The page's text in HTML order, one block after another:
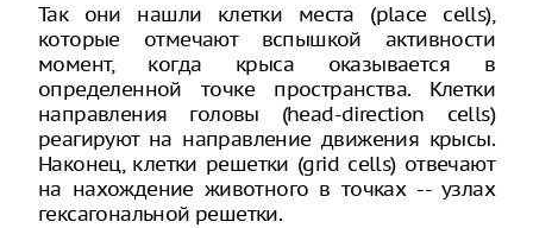
Так они нашли клетки места (place cells),
которые отмечают вспышкой активности
момент, когда крыса оказывается в
определенной точке пространства. Клетки
направления головы (head-direction cells)
реагируют на направление движения крысы.
Наконец, клетки решетки (grid cells) отвечают
на нахождение животного в точках -- узлах
гексагональной решетки.